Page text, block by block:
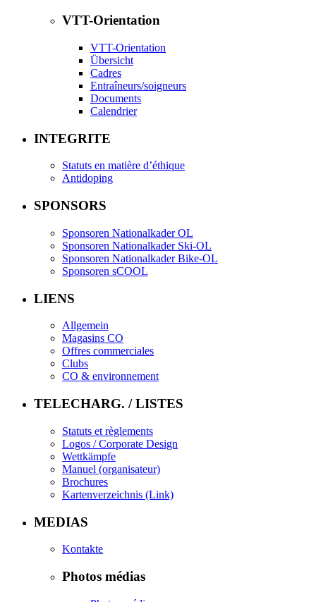
VTT-Orientation
VTT-Orientation
Übersicht
Cadres
Entraîneurs/soigneurs
Documents
Calendrier
INTEGRITE
Statuts en matière d’éthique
Antidoping
SPONSORS
Sponsoren Nationalkader OL
Sponsoren Nationalkader Ski-OL
Sponsoren Nationalkader Bike-OL
Sponsoren sCOOL
LIENS
Allgemein
Magasins CO
Offres commerciales
Clubs
CO & environnement
TELECHARG. / LISTES
Statuts et règlements
Logos / Corporate Design
Wettkämpfe
Manuel (organisateur)
Brochures
Kartenverzeichnis (Link)
MEDIAS
Kontakte
Photos médias